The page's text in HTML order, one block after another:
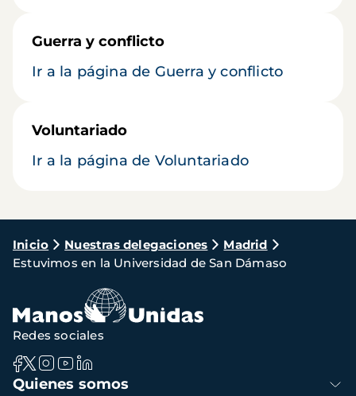
Guerra y conflicto
Ir a la página de Guerra y conflicto
Voluntariado
Ir a la página de Voluntariado
Ruta
de
navegación
Inicio Nuestras delegaciones
Madrid
Estuvimos en la Universidad de San Dámaso
Navegación
Quienes somos
Redes sociales